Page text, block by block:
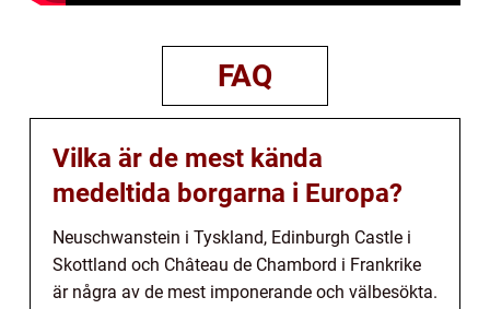
FAQ
Vilka är de mest kända
medeltida borgarna i Europa?
Neuschwanstein i Tyskland, Edinburgh Castle i
Skottland och Château de Chambord i Frankrike
är några av de mest imponerande och välbesökta.